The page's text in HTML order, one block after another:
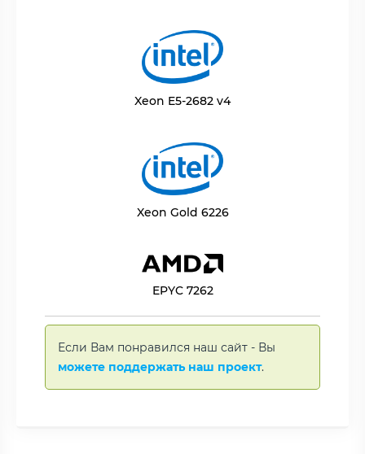
Xeon E5-2682 v4
Xeon Gold 6226
EPYC 7262
Если Вам понравился наш сайт - Вы
можете поддержать наш проект.